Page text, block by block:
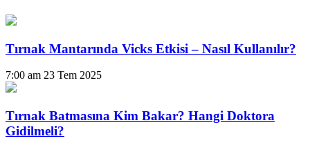
Tırnak Mantarında Vicks Etkisi – Nasıl Kullanılır?
7:00 am 23 Tem 2025
Tırnak Batmasına Kim Bakar? Hangi Doktora
Gidilmeli?